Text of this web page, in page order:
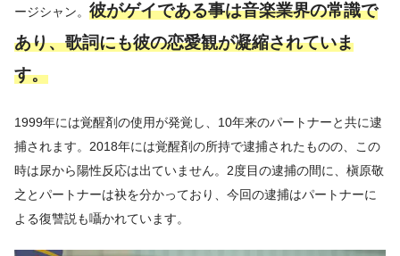
ージシャン。 彼がゲイである事は音楽業界の常識で
あり、歌詞にも彼の恋愛観が凝縮されていま
す。
1999年には覚醒剤の使用が発覚し、10年来のパートナーと共に逮
捕されます。2018年には覚醒剤の所持で逮捕されたものの、この
時は尿から陽性反応は出ていません。2度目の逮捕の間に、槇原敬
之とパートナーは袂を分かっており、今回の逮捕はパートナーに
よる復讐説も囁かれています。